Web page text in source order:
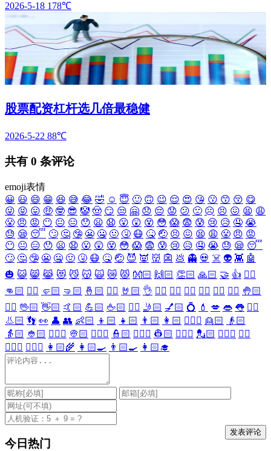
2026-5-18 178℃
股票配资杠杆选几倍最稳健
2026-5-22 88℃
共有 0 条评论
emoji表情
😀 😃 😄 😁 😆 😅 😂 🤣 ☺️ 😇 🙂 🙃 😉 😌 😍 😘 😗 😙 😚 😋
😜 😝 😛 🤑 🤓 😎 🤡 🤠 😏 😒 🤗 😞 😔 😟 😕 🙁 ☹️ 😣 😖 😫 😩
😤 😠 😡 😶 😐 😑 😯 😦 😧 😮 😲 😵 😳 😱 😨 😰 😢 😥 🤤 😭
😓 😪 😴 🙄 🤔 🤥 😬 🤐 🤢 🤧 😷 🤒 🤕 😣 😖 😫 😩 😤 😠 😡
😶 😐 😑 😯 😦 😧 😮 😲 😵 😳 😱 😨 😰 😢 😥 🤤 😭 😓 😪 😴
🙄 🤔 🤥 😬 🤐 🤢 🤧 😷 🤒 🤕 😈 👿 👹 👺 💩 👻 💀 ☠️ 👽 👾 🤖
🎃 😺 😸 😹 😻 😼 😽 🙀 😿 😾 👐🏻 🙌🏻 👏🏻 🙏🏻 🤝 👍 👎🏻
👊🏻 ✊🏻 🤛🏻 🤜🏻 🤞🏻 ✌🏻 🤘🏻 👌 👈🏻 👉🏻 👆🏻 👇🏻 ☝🏻 ✋🏻 🤚🏻
🖐🏻 🖖🏻 👋🏻 🤙🏻 💪🏻 🖕🏻 ✍🏻 🤳🏻 💅🏻 💍 💄 💋 👄 👅 👂🏻
👃🏻 👣 👀 👤 👥 👶🏻 👦🏻 👧🏻 👨🏻 👩🏻 👱🏻‍♀️ 👱🏻
👴🏻
👵🏻 👲🏻 👳🏻‍♀️ 👳🏻 👮🏻‍♀️ 👮🏻 👷🏻‍♀️ 👷🏻 💂🏻‍♀️ 💂🏻 🕵🏻‍♀️ 🕵🏻
👩🏻‍⚕️ 👨🏻‍⚕️ 👩🏻‍🌾 👩🏻‍🍳 👨🏻‍🍳 👩🏻‍🎓
今日热门